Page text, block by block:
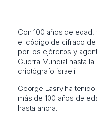
Con 100 años de
el código de cifrado
por los ejércitos y
Guerra Mundial hasta
criptógrafo israelí.
George Lasry ha
más de 100 años de
hasta ahora.